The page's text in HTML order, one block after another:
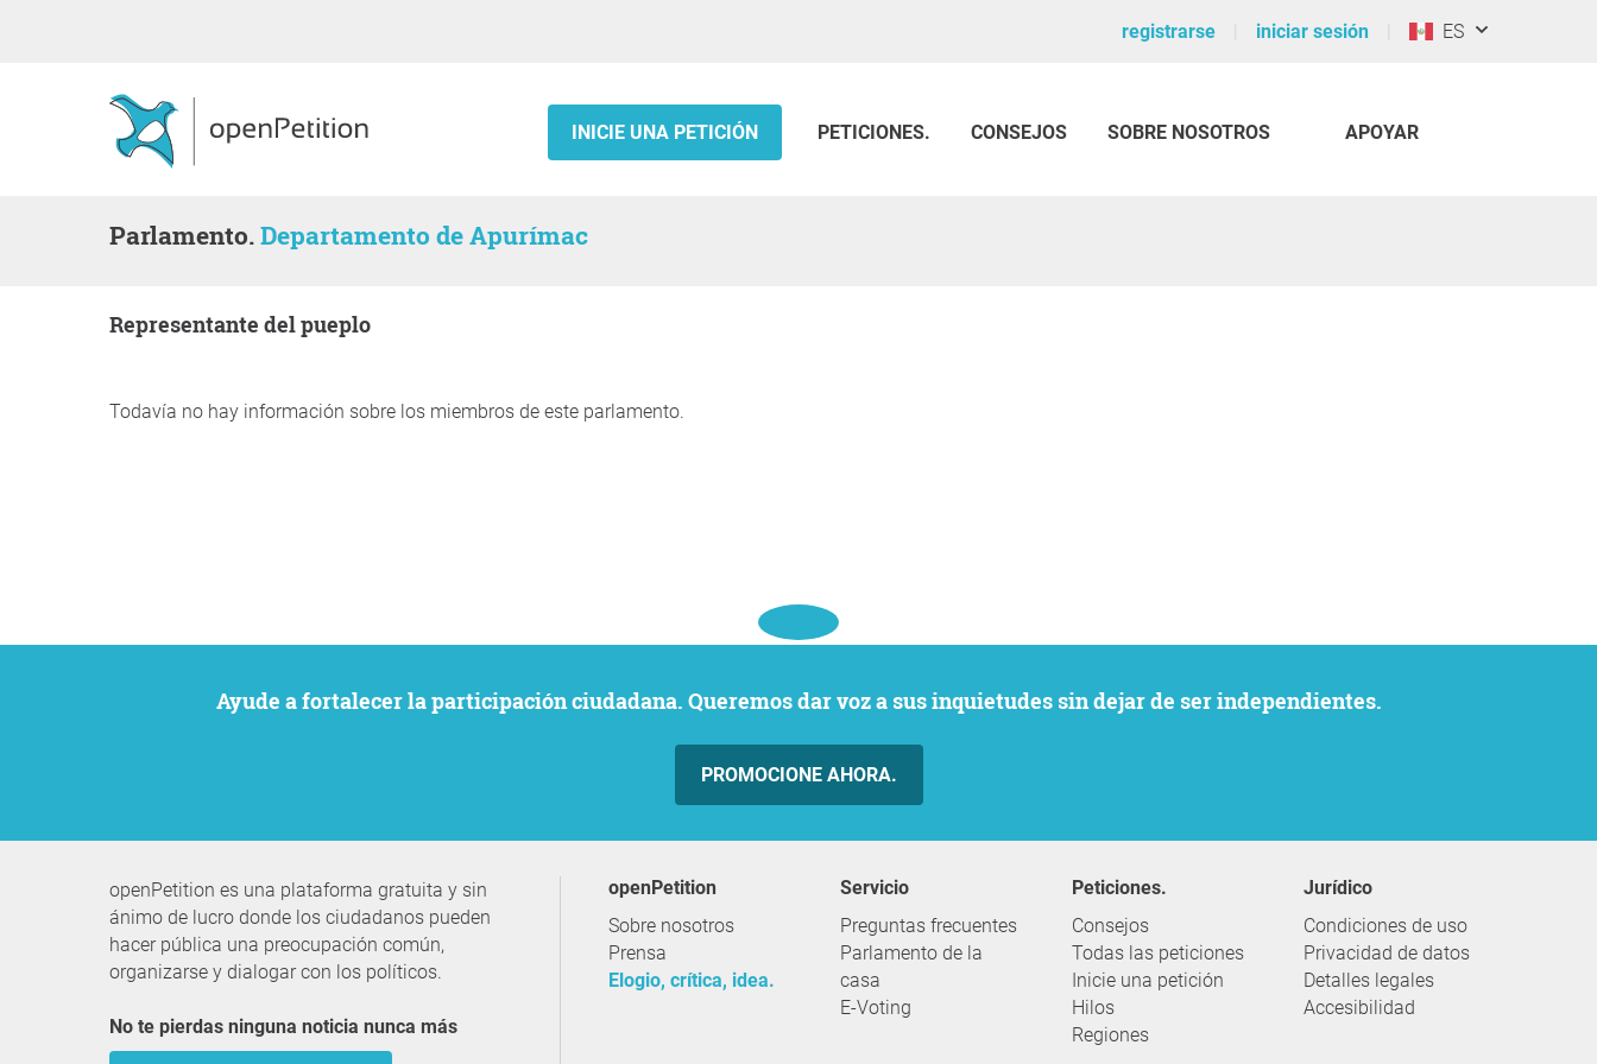
registrarse iniciar sesión ES
INICIE UNA PETICIÓN PETICIONES. CONSEJOS SOBRE NOSOTROS APOYAR
Parlamento.Departamento de Apurímac
representante del pueplo
Todavía no hay información sobre los miembros de este parlamento.
Ayude a fortalecer la participación ciudadana. Queremos dar voz a sus inquietudes sin dejar de ser independientes.
PROMOCIONE AHORA.
openPetition es una plataforma gratuita y sin
ánimo de lucro donde los ciudadanos pueden
hacer pública una preocupación común,
organizarse y dialogar con los políticos.
No te pierdas ninguna noticia nunca más
openPetition
Sobre nosotros
Prensa
Elogio, crítica, idea.
servicio
Preguntas frecuentes
Parlamento de la
casa
E-Voting
Peticiones.
Consejos
Todas las peticiones
Inicie una petición
Hilos
Regiones
Jurídico
Condiciones de uso
Privacidad de datos
Detalles legales
Accesibilidad